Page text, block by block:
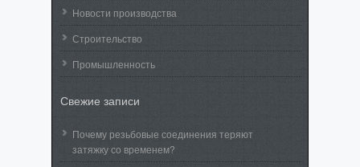
Новости производства
Строительство
Промышленность
Свежие записи
Почему резьбовые соединения теряют
затяжку со временем?